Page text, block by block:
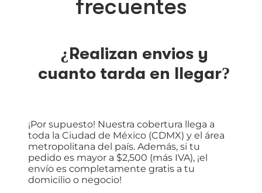
frecuentes
¿Realizan envios y
cuanto tarda en llegar?
¡Por supuesto! Nuestra cobertura llega a
toda la Ciudad de México (CDMX) y el área
metropolitana del país. Además, si tu
pedido es mayor a $2,500 (más IVA), ¡el
envío es completamente gratis a tu
domicilio o negocio!